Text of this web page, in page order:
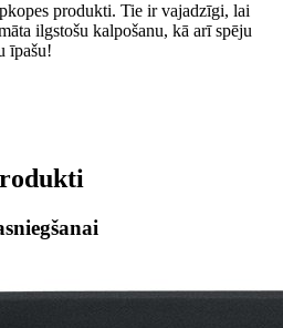
produkti. Tie ir vajadzīgi, lai
ilgstošu kalpošanu, kā arī spēju
īpašu!